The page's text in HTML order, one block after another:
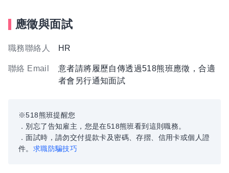
應徵與面試
職務聯絡人 HR
聯絡 Email
意者請將履歷自傳透過518熊班應徵，合適
者會另行通知面試
※518熊班提醒您
．別忘了告知雇主，您是在518熊班看到這則職務。
．面試時，請勿交付提款卡及密碼、存摺、信用卡或個人證
件。 求職防騙技巧